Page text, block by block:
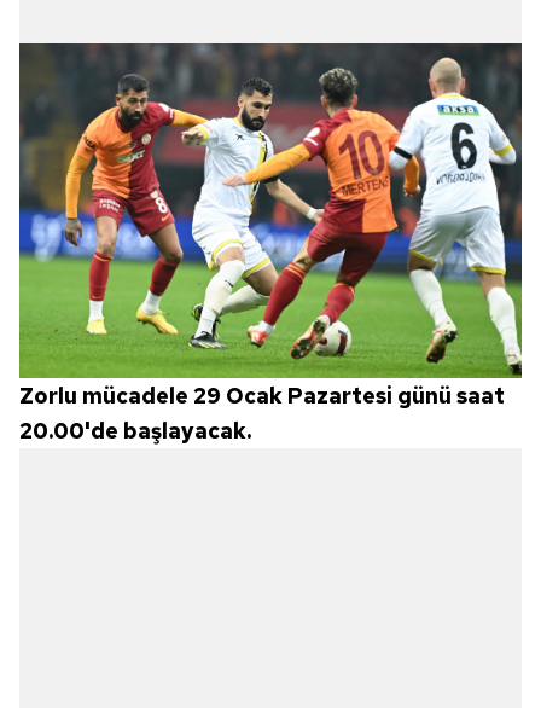
Zorlu mücadele 29 Ocak Pazartesi günü saat
20.00'de başlayacak.